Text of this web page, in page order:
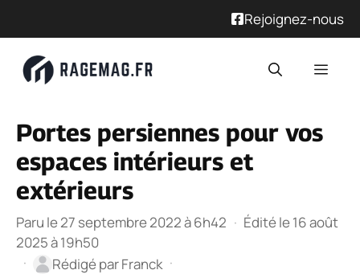
Rejoignez-nous
Portes persiennes pour vos
espaces intérieurs et
extérieurs
Paru le 27 septembre 2022 à 6h42 · Édité le 16 août
2025 à 19h50
·
Rédigé parFranck ·